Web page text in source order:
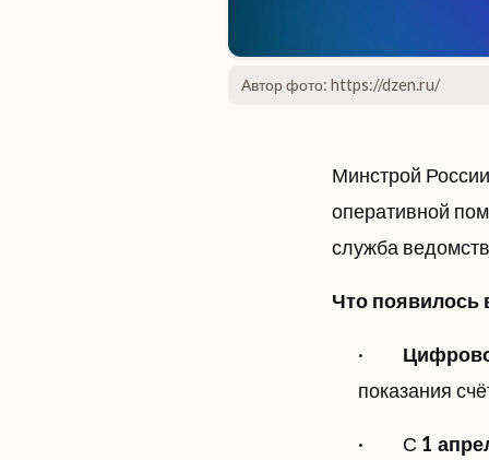
Автор фото: https://dzen.ru/
Минстрой
оперативной
служба
Что появилось
·
показания
· С 1